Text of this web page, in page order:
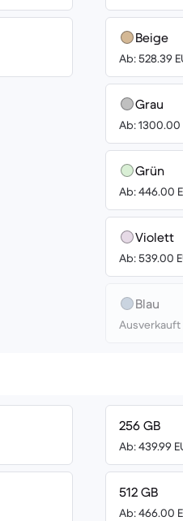
Beige
Ab: 528.39
Grau
Ab: 1300.00
Grün
Ab: 446.00
Violett
Ab: 539.00
Blau
Ausverkauft
256 GB
Ab: 439.99
512 GB
Ab: 466.00